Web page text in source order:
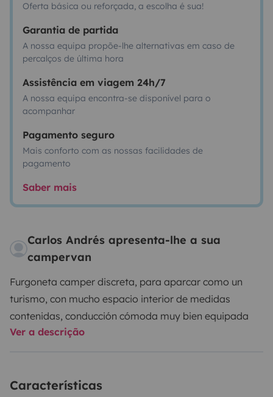
Oferta básica ou reforçada, a escolha é sua!
Garantia de partida
A nossa equipa propõe-lhe alternativas em caso de
percalços de última hora
Assistência em viagem 24h/7
A nossa equipa encontra-se disponível para o
acompanhar
Pagamento seguro
Mais conforto com as nossas facilidades de
pagamento
Saber mais
Carlos Andrés apresenta-lhe a sua
campervan
Furgoneta camper discreta, para aparcar como un
turismo, con mucho espacio interior de medidas
contenidas, conducción cómoda muy bien equipada
Ver a descrição
Características